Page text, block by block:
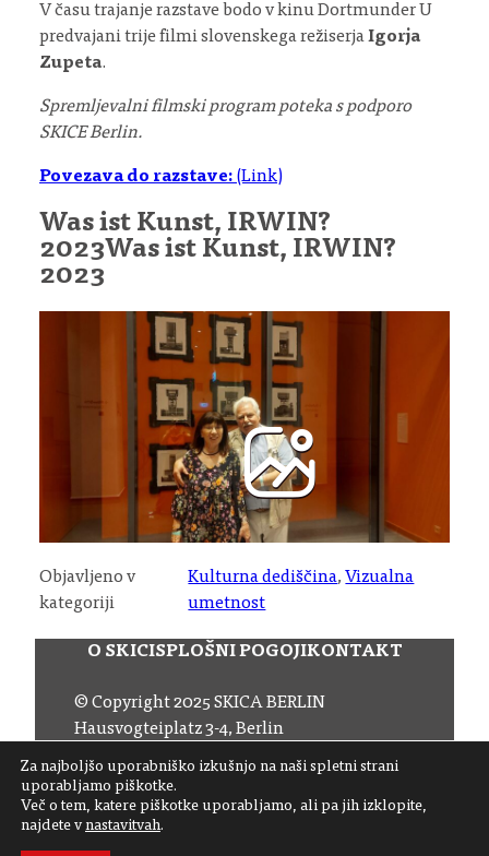
V času trajanje razstave bodo v kinu Dortmunder U
predvajani trije filmi slovenskega režiserjaIgorja
Zupeta.
Spremljevalni filmski program poteka s podporo
SKICE Berlin.
Povezava do razstave: (Link)
Was ist Kunst, IRWIN?
2023Was ist Kunst, IRWIN?
2023
Objavljeno v
kategoriji
Kulturna dediščina, Vizualna
umetnost
Za najboljšo uporabniško izkušnjo na naši spletni strani
uporabljamo piškotke.
Več o tem, katere piškotke uporabljamo, ali pa jih izklopite,
najdete v nastavitvah.
O SKICISPLOŠNI POGOJIKONTAKT
© Copyright 2025 SKICA BERLIN
Hausvogteiplatz 3-4, Berlin
Tel:+49 30 206 145 57